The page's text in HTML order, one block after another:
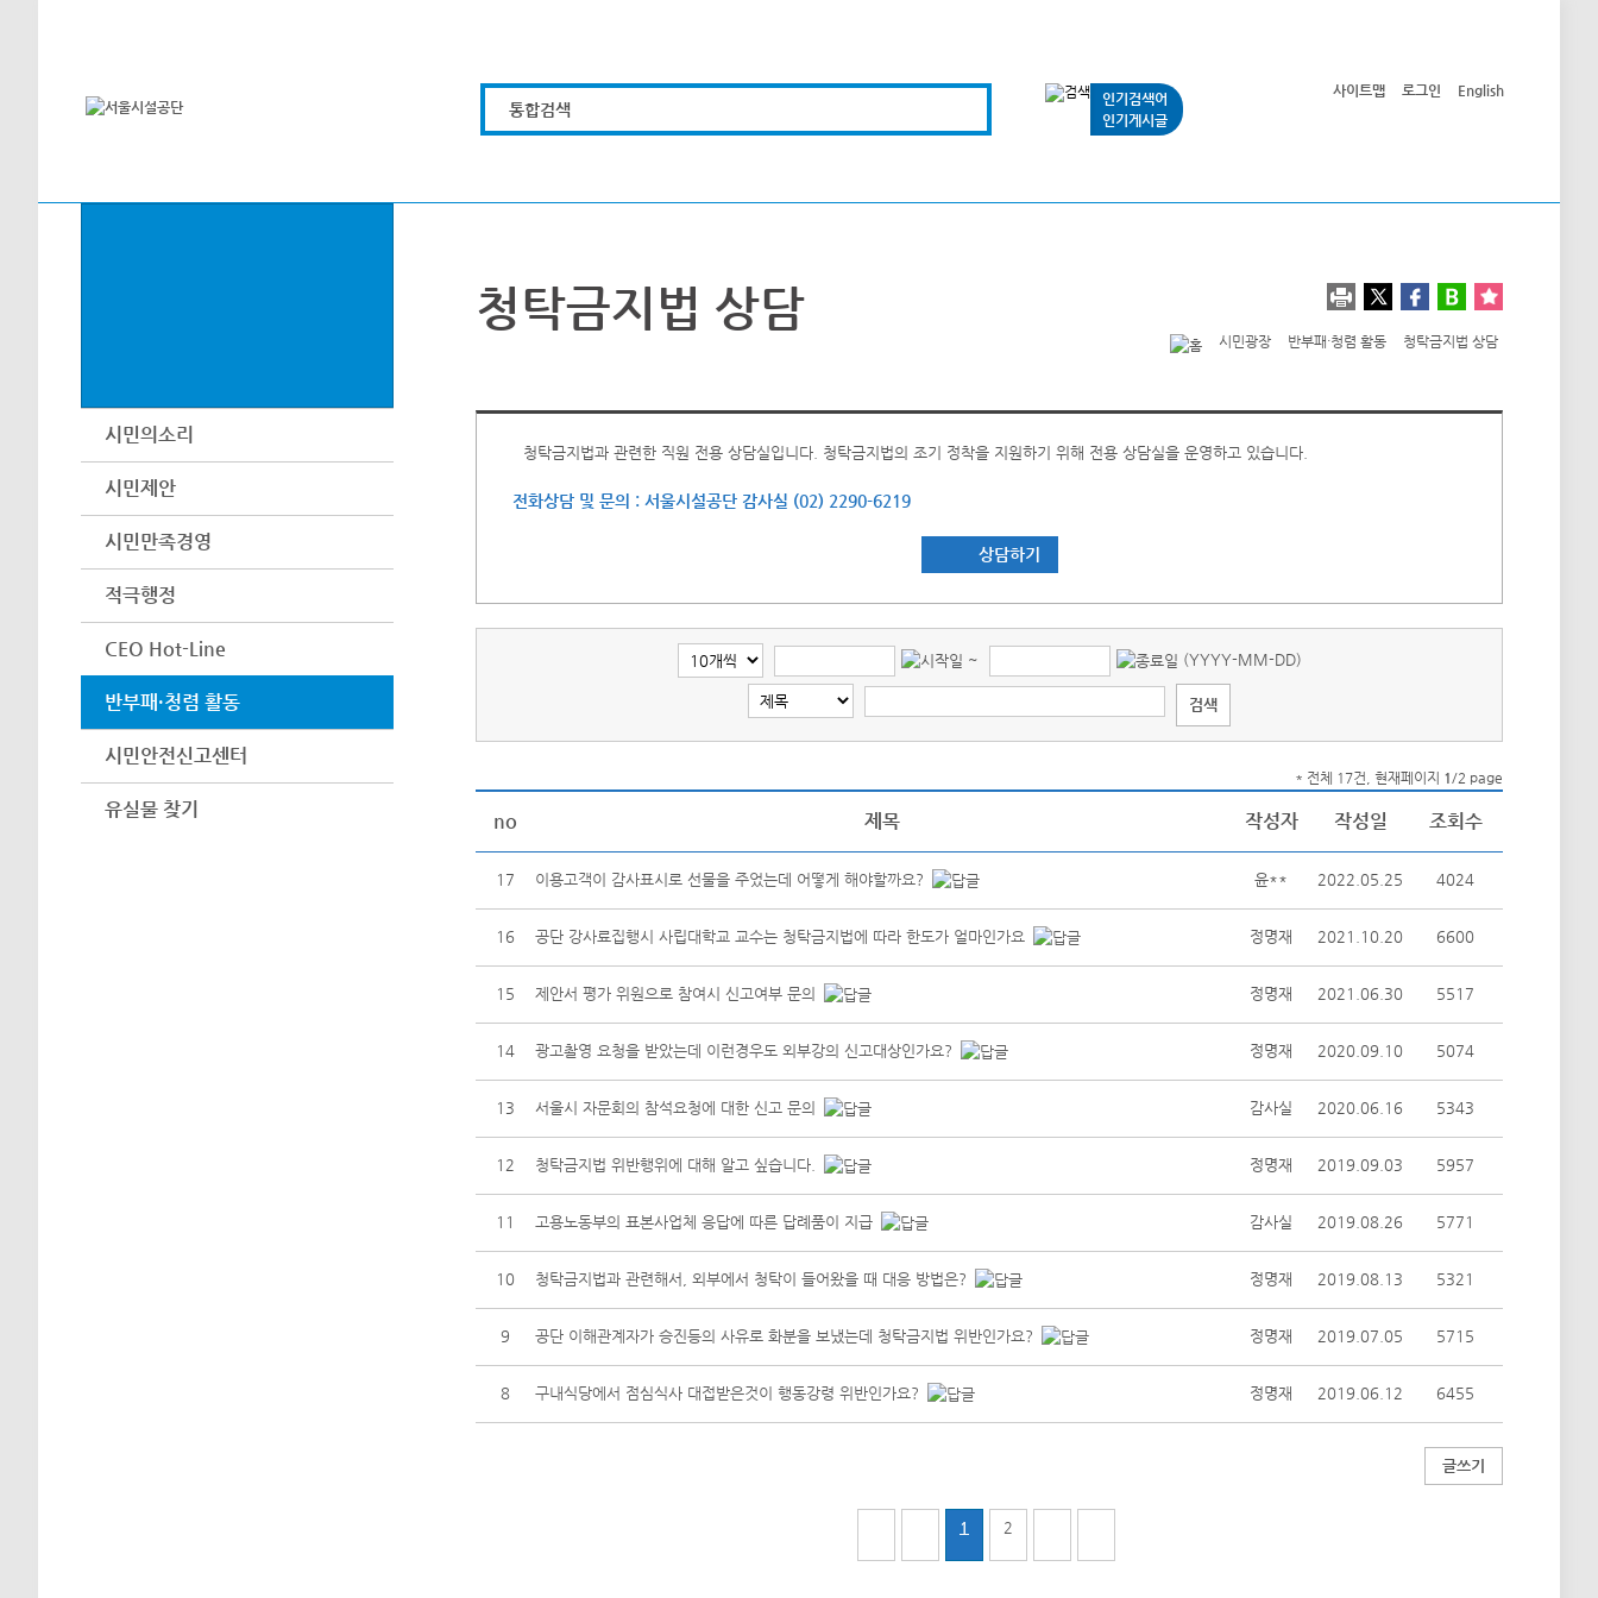
통합검색
인기검색어
인기게시글
사이트맵 로그인 English
시민의소리
시민제안
시민만족경영
적극행정
CEO Hot-Line
반부패·청렴 활동
시민안전신고센터
유실물 찾기
청탁금지법 상담
시민광장 반부패·청렴 활동 청탁금지법 상담
청탁금지법과 관련한 직원 전용 상담실입니다. 청탁금지법의 조기 정착을 지원하기 위해 전용 상담실을 운영하고 있습니다.
전화상담 및 문의 : 서울시설공단 감사실 (02) 2290-6219
상담하기
~ (YYYY-MM-DD)
* 전체 17건, 현재페이지 1/2 page
no 제목 작성자 작성일 조회수
17 이용고객이 감사표시로 선물을 주었는데 어떻게 해야할까요? 윤** 2022.05.25 4024
16 공단 강사료집행시 사립대학교 교수는 청탁금지법에 따라 한도가 얼마인가요 정명재 2021.10.20 6600
15 제안서 평가 위원으로 참여시 신고여부 문의 정명재 2021.06.30 5517
14 광고촬영 요청을 받았는데 이런경우도 외부강의 신고대상인가요? 정명재 2020.09.10 5074
13 서울시 자문회의 참석요청에 대한 신고 문의 감사실 2020.06.16 5343
12 청탁금지법 위반행위에 대해 알고 싶습니다. 정명재 2019.09.03 5957
11 고용노동부의 표본사업체 응답에 따른 답례품이 지급 감사실 2019.08.26 5771
10 청탁금지법과 관련해서, 외부에서 청탁이 들어왔을 때 대응 방법은? 정명재 2019.08.13 5321
9 공단 이해관계자가 승진등의 사유로 화분을 보냈는데 청탁금지법 위반인가요? 정명재 2019.07.05 5715
8 구내식당에서 점심식사 대접받은것이 행동강령 위반인가요? 정명재 2019.06.12 6455
글쓰기
1 2